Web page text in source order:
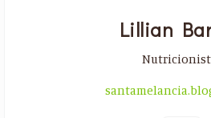
Lillian